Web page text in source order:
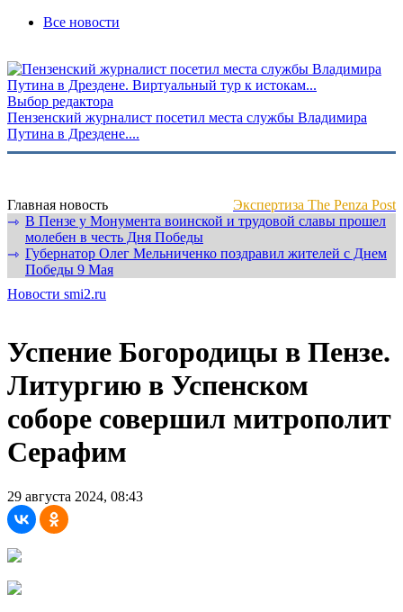
Все новости
Выбор редактора
Пензенский журналист посетил места службы Владимира
Путина в Дрездене....
Главная новость
Экспертиза The Penza Post
⇾ В Пензе у Монумента воинской и трудовой славы прошел
молебен в честь Дня Победы
⇾ Губернатор Олег Мельниченко поздравил жителей с Днем
Победы 9 Мая
Новости smi2.ru
Успение Богородицы в Пензе.
Литургию в Успенском
соборе совершил митрополит
Серафим
29 августа 2024, 08:43